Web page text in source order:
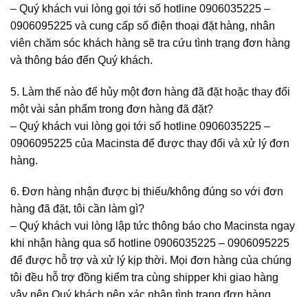
– Quý khách vui lòng gọi tới số hotline 0906035225 –
0906095225 và cung cấp số điện thoại đặt hàng, nhân
viên chăm sóc khách hàng sẽ tra cứu tình trạng đơn hàng
và thông báo đến Quý khách.
5. Làm thế nào để hủy một đơn hàng đã đặt hoặc thay đổi
một vài sản phẩm trong đơn hàng đã đặt?
– Quý khách vui lòng gọi tới số hotline 0906035225 –
0906095225 của Macinsta để được thay đổi và xử lý đơn
hàng.
6. Đơn hàng nhận được bị thiếu/không đúng so với đơn
hàng đã đặt, tôi cần làm gì?
– Quý khách vui lòng lập tức thông báo cho Macinsta ngay
khi nhận hàng qua số hotline 0906035225 – 0906095225
để được hỗ trợ và xử lý kịp thời. Mọi đơn hàng của chúng
tôi đều hỗ trợ đồng kiểm tra cùng shipper khi giao hàng